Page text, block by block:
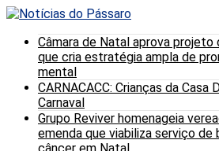
Câmara de Natal aprova projeto
que cria estratégia ampla de
mental
CARNACACC: Crianças da Casa
Carnaval
Grupo Reviver homenageia
emenda que viabiliza serviço